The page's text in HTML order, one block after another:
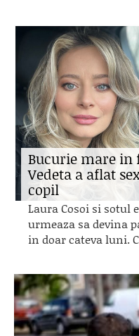
Bucurie mare in
Vedeta a aflat
copil
Laura Cosoi si sotul
urmeaza sa devina
in doar cateva luni.